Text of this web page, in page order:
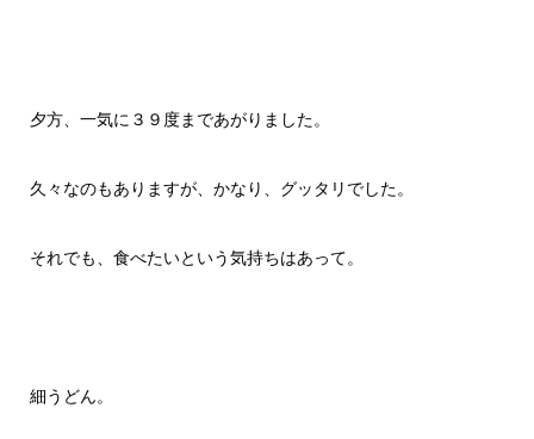
夕方、一気に３９度まであがりました。
久々なのもありますが、かなり、グッタリでした。
それでも、食べたいという気持ちはあって。
細うどん。